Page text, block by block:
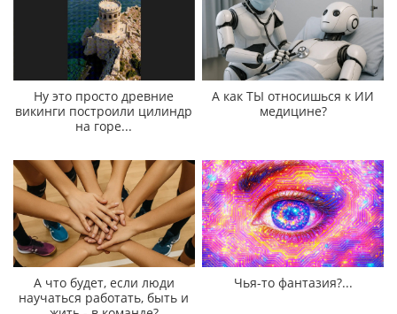
Ну это просто древние
викинги построили цилиндр
на горе...
А как ТЫ относишься к ИИ
медицине?
А что будет, если люди
научаться работать, быть и
Чья-то фантазия?...